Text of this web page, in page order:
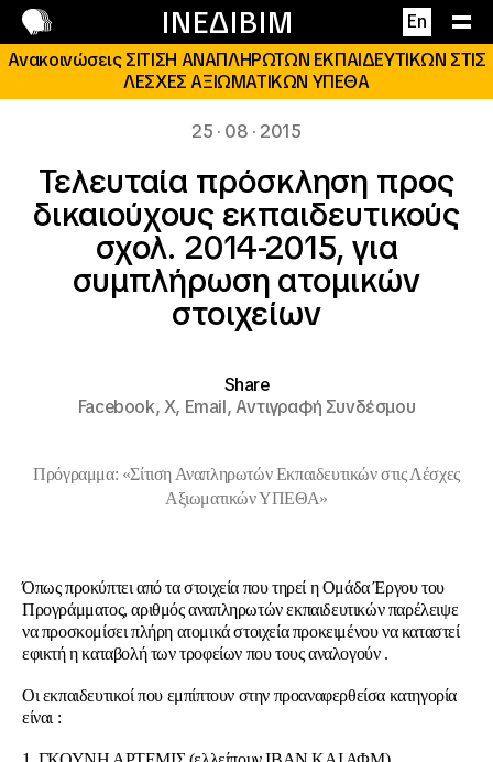
ΙΝΕΔΙΒΙΜ En
Επικοινωνία
Ανακοινώσεις ΣΙΤΙΣΗ ΑΝΑΠΛΗΡΩΤΩΝ ΕΚΠΑΙΔΕΥΤΙΚΩΝ ΣΤΙΣ
ΛΕΣΧΕΣ ΑΞΙΩΜΑΤΙΚΩΝ ΥΠΕΘΑ
25 · 08 · 2015
Τελευταία πρόσκληση προς
δικαιούχους εκπαιδευτικούς
σχολ. 2014-2015, για
συμπλήρωση ατομικών
στοιχείων
Share
Facebook,X, Email,Αντιγραφή Συνδέσμου
Πρόγραμμα: «Σίτιση Αναπληρωτών Εκπαιδευτικών στις Λέσχες
Αξιωματικών ΥΠΕΘΑ»
Όπως προκύπτει από τα στοιχεία που τηρεί η Ομάδα Έργου του
Προγράμματος, αριθμός αναπληρωτών εκπαιδευτικών παρέλειψε
να προσκομίσει πλήρη ατομικά στοιχεία προκειμένου να καταστεί
εφικτή η καταβολή των τροφείων που τους αναλογούν .
Οι εκπαιδευτικοί που εμπίπτουν στην προαναφερθείσα κατηγορία
είναι :